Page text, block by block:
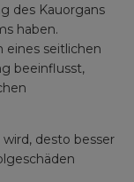
des Kauorgans
haben.
eines seitlichen
beeinflusst,
desto besser